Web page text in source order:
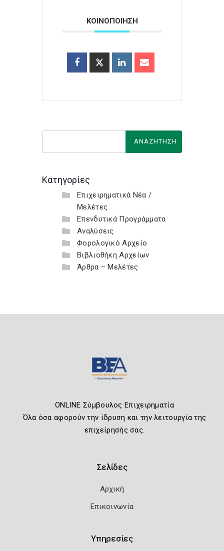
ΚΟΙΝΟΠΟΙΗΣΗ
Κατηγορίες
Επιχειρηματικά Νέα /
Μελέτες
Επενδυτικά Προγράμματα
Αναλύσεις
Φορολογικό Αρχείο
Βιβλιοθήκη Αρχείων
Άρθρα – Μελέτες
ONLINE Σύμβουλος Επιχειρηματία
Όλα όσα αφορούν την ίδρυση και την λειτουργία της
επιχείρησής σας.
Σελίδες
Αρχική
Επικοινωνία
Υπηρεσίες